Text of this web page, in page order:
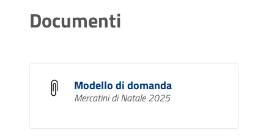
Documenti
Modello di domanda
Mercatini di Natale 2025